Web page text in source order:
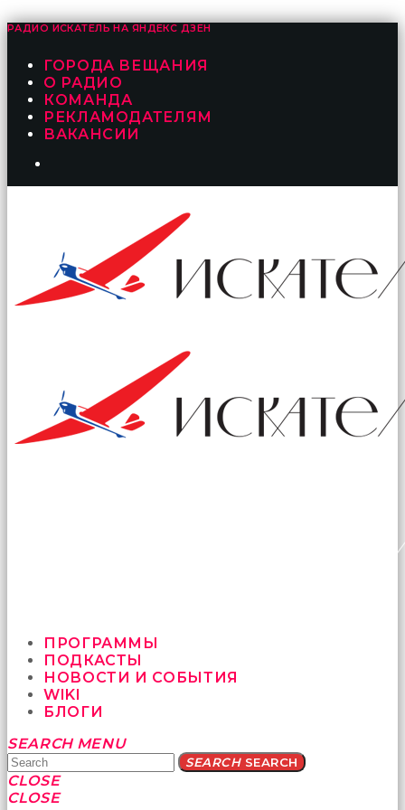
РАДИО ИСКАТЕЛЬ НА ЯНДЕКС ДЗЕН
ГОРОДА ВЕЩАНИЯ
О РАДИО
КОМАНДА
РЕКЛАМОДАТЕЛЯМ
ВАКАНСИИ
ПРОГРАММЫ
ПОДКАСТЫ
НОВОСТИ И СОБЫТИЯ
WIKI
БЛОГИ
Yatağa
bile
geçmeye
fırsat
SEARCH MENU
SEARCHSEARCH
CLOSE
CLOSE